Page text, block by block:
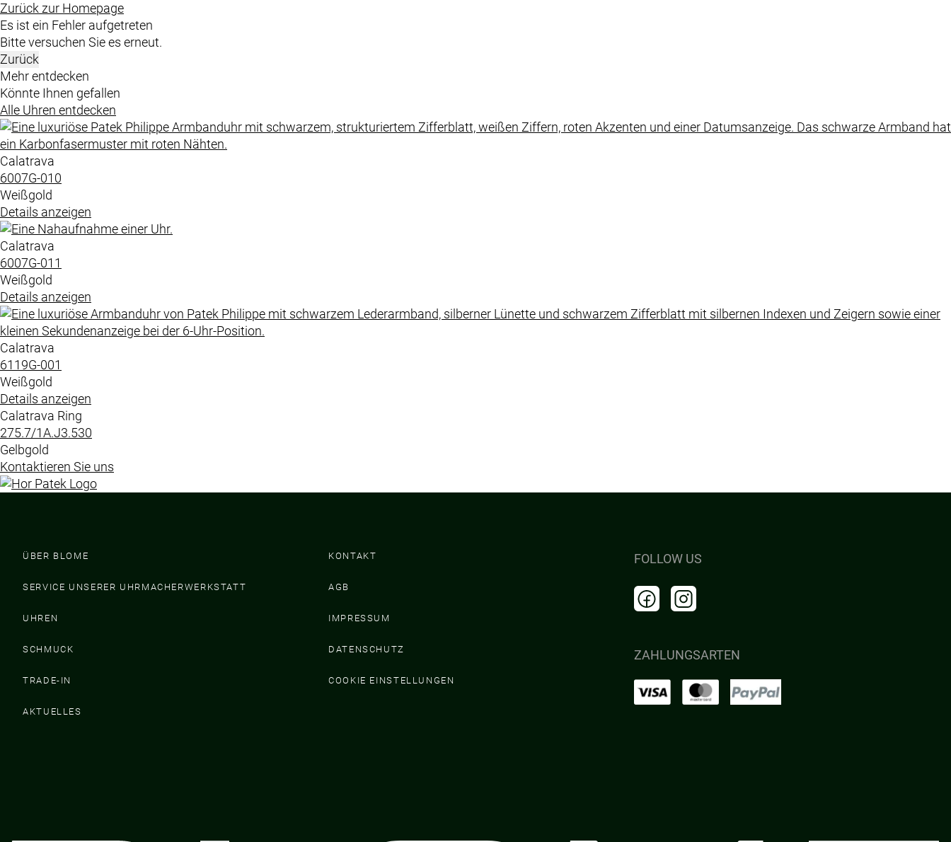
Zurück zur Homepage
Es ist ein Fehler aufgetreten
Bitte versuchen Sie es erneut.
Zurück
Mehr entdecken
Könnte Ihnen gefallen
Alle Uhren entdecken
Calatrava
6007G​-010
Weißgold
Details anzeigen
Calatrava
6007G​-011
Weißgold
Details anzeigen
Calatrava
6119G​-001
Weißgold
Details anzeigen
Calatrava Ring
275.7​/1A.J3.530
Gelbgold
Kontaktieren Sie uns
ÜBER BLOME
SERVICE UNSERER UHRMACHERWERKSTATT
UHREN
SCHMUCK
TRADE-IN
AKTUELLES
KONTAKT
AGB
IMPRESSUM
DATENSCHUTZ
COOKIE EINSTELLUNGEN
FOLLOW US
ZAHLUNGSARTEN